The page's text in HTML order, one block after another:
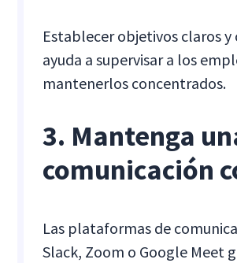
Establecer objetivos claros
ayuda a supervisar a los
mantenerlos concentrados.
3. Mantenga
comunicación
Las plataformas de
Slack, Zoom o Google Meet